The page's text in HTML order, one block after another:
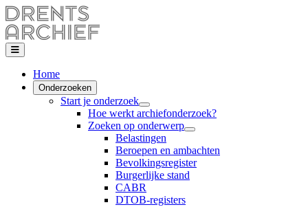
Home
Onderzoeken
Start je onderzoek
Hoe werkt archiefonderzoek?
Zoeken op onderwerp
Belastingen
Beroepen en ambachten
Bevolkingsregister
Burgerlijke stand
CABR
DTOB-registers